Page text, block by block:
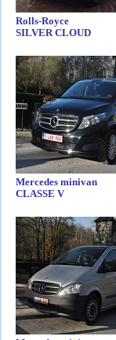
Rolls-Royce
SILVER CLOUD
Mercedes minivan
CLASSE V